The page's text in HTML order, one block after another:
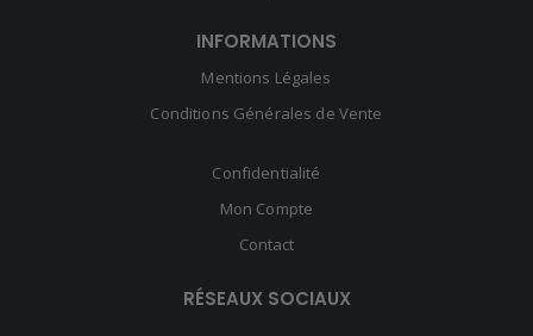
INFORMATIONS
Mentions Légales
Conditions Générales de Vente
Confidentialité
Mon Compte
Contact
RÉSEAUX SOCIAUX